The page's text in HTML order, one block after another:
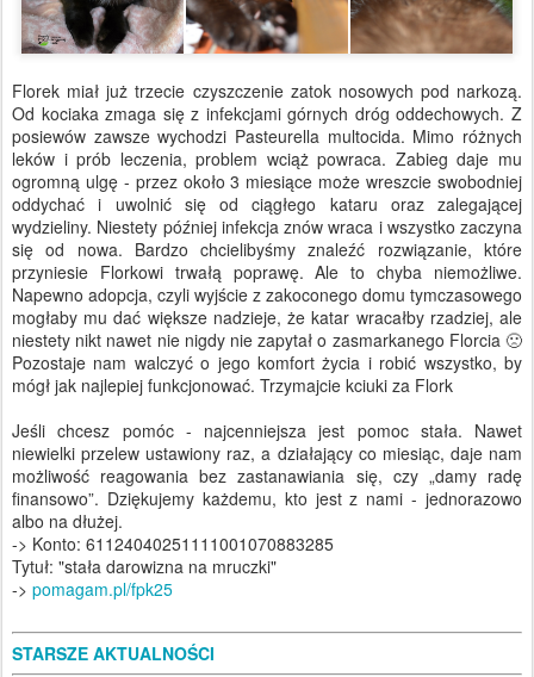
Florek miał już trzecie czyszczenie zatok nosowych pod narkozą.
Od kociaka zmaga się z infekcjami górnych dróg oddechowych. Z
posiewów zawsze wychodzi Pasteurella multocida. Mimo różnych
leków i prób leczenia, problem wciąż powraca. Zabieg daje mu
ogromną ulgę - przez około 3 miesiące może wreszcie swobodniej
oddychać i uwolnić się od ciągłego kataru oraz zalegającej
wydzieliny. Niestety później infekcja znów wraca i wszystko zaczyna
się od nowa. Bardzo chcielibyśmy znaleźć rozwiązanie, które
przyniesie Florkowi trwałą poprawę. Ale to chyba niemożliwe.
Napewno adopcja, czyli wyjście z zakoconego domu tymczasowego
mogłaby mu dać większe nadzieje, że katar wracałby rzadziej, ale
niestety nikt nawet nie nigdy nie zapytał o zasmarkanego Florcia 🙁
Pozostaje nam walczyć o jego komfort życia i robić wszystko, by
mógł jak najlepiej funkcjonować. Trzymajcie kciuki za Flork
Jeśli chcesz pomóc - najcenniejsza jest pomoc stała. Nawet
niewielki przelew ustawiony raz, a działający co miesiąc, daje nam
możliwość reagowania bez zastanawiania się, czy „damy radę
finansowo”. Dziękujemy każdemu, kto jest z nami - jednorazowo
albo na dłużej.
-> Konto: 61124040251111001070883285
Tytuł: "stała darowizna na mruczki"
-> pomagam.pl/fpk25
STARSZE AKTUALNOŚCI